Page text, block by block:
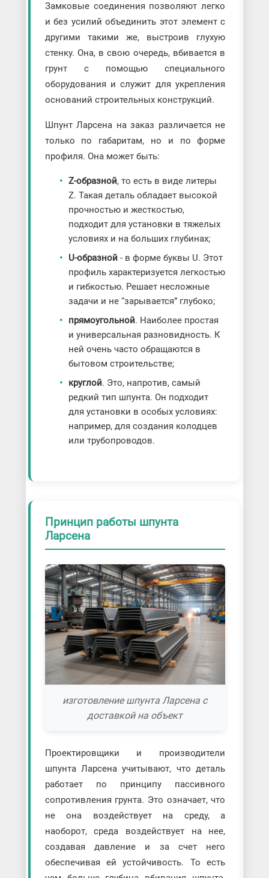
Замковые соединения позволяют легко
и без усилий объединить этот элемент с
другими такими же, выстроив глухую
стенку. Она, в свою очередь, вбивается в
грунт с помощью специального
оборудования и служит для укрепления
оснований строительных конструкций.
Шпунт Ларсена на заказ различается не
только по габаритам, но и по форме
профиля. Она может быть:
Z-образной, то есть в виде литеры
Z. Такая деталь обладает высокой
прочностью и жесткостью,
подходит для установки в тяжелых
условиях и на больших глубинах;
U-образной- в форме буквы U. Этот
профиль характеризуется легкостью
и гибкостью. Решает несложные
задачи и не “зарывается” глубоко;
прямоугольной. Наиболее простая
и универсальная разновидность. К
ней очень часто обращаются в
бытовом строительстве;
круглой. Это, напротив, самый
редкий тип шпунта. Он подходит
для установки в особых условиях:
например, для создания колодцев
или трубопроводов.
Принцип работы шпунта
Ларсена
изготовление шпунта Ларсена с
доставкой на объект
Проектировщики и производители
шпунта Ларсена учитывают, что деталь
работает по принципу пассивного
сопротивления грунта. Это означает, что
не она воздействует на среду, а
наоборот, среда воздействует на нее,
создавая давление и за счет него
обеспечивая ей устойчивость. То есть